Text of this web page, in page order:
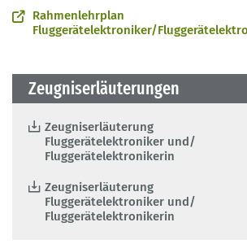
Rahmenlehrplan
Fluggerätelektroniker/
Zeugniserläuterungen
Zeugniserläuterung
Fluggerätelektroniker und/
Fluggerätelektronikerin
Zeugniserläuterung
Fluggerätelektroniker und/
Fluggerätelektronikerin